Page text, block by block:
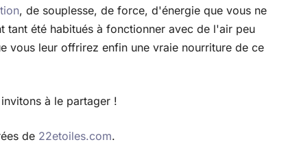
, de souplesse, de force, d'énergie que vous ne
tant été habitués à fonctionner avec de l'air peu
vous leur offrirez enfin une vraie nourriture de ce
à le partager !
de 22etoiles.com.